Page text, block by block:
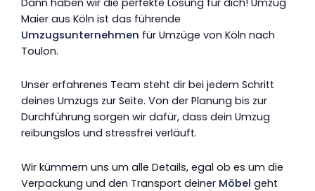
Maier aus Köln ist das führende
Umzugsunternehmen für Umzüge von Köln nach
Toulon.
Unser erfahrenes Team steht dir bei jedem Schritt
deines Umzugs zur Seite. Von der Planung bis zur
Durchführung sorgen wir dafür, dass dein Umzug
reibungslos und stressfrei verläuft.
Wir kümmern uns um alle Details, egal ob es um die
Verpackung und den Transport deiner Möbel geht